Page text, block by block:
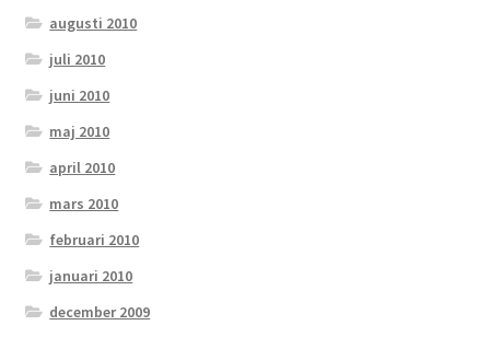
augusti 2010
juli 2010
juni 2010
maj 2010
april 2010
mars 2010
februari 2010
januari 2010
december 2009